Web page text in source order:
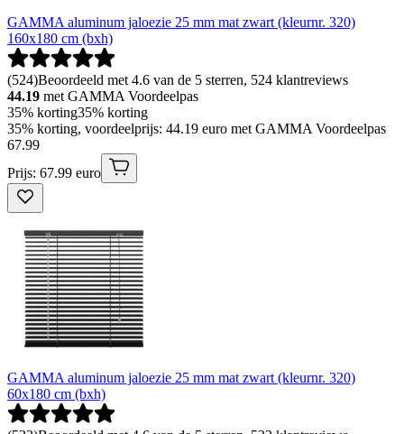
GAMMA aluminum jaloezie 25 mm mat zwart (kleurnr. 320)
160x180 cm (bxh)
(524)Beoordeeld met 4.6 van de 5 sterren, 524 klantreviews
44.19 met GAMMA Voordeelpas
35% korting35% korting
35% korting, voordeelprijs: 44.19 euro met GAMMA Voordeelpas
67.99
Prijs: 67.99 euro
GAMMA aluminum jaloezie 25 mm mat zwart (kleurnr. 320)
60x180 cm (bxh)